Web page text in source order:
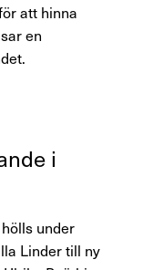
Logga in
att hinna
en
i
under
Linder till ny